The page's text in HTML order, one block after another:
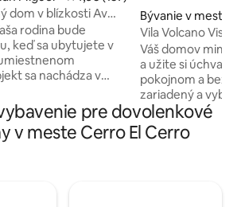
dom v blízkosti Av
vzduch
rodina bude
keď sa ubytujete v
sa nachádza v
počas vášho
parkoviská, 1
posteľou
Bývanie v meste
Vila Volcano Vista
Váš domov mimo domova!
a užite si
pokojnom a
zariadený a
hostí.
obývacej izby a
nachádza v
pre dovolenkové
v meste Cerro El Cerro